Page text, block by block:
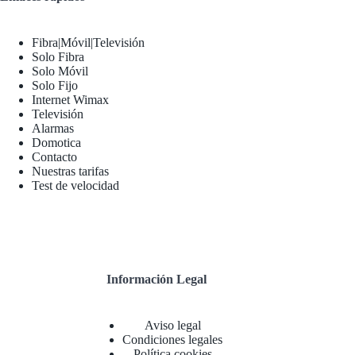
Fibra|Móvil|Televisión
Solo Fibra
Solo Móvil
Solo Fijo
Internet Wimax
Televisión
Alarmas
Domotica
Contacto
Nuestras tarifas
Test de velocidad
Información Legal
Aviso legal
Condiciones legales